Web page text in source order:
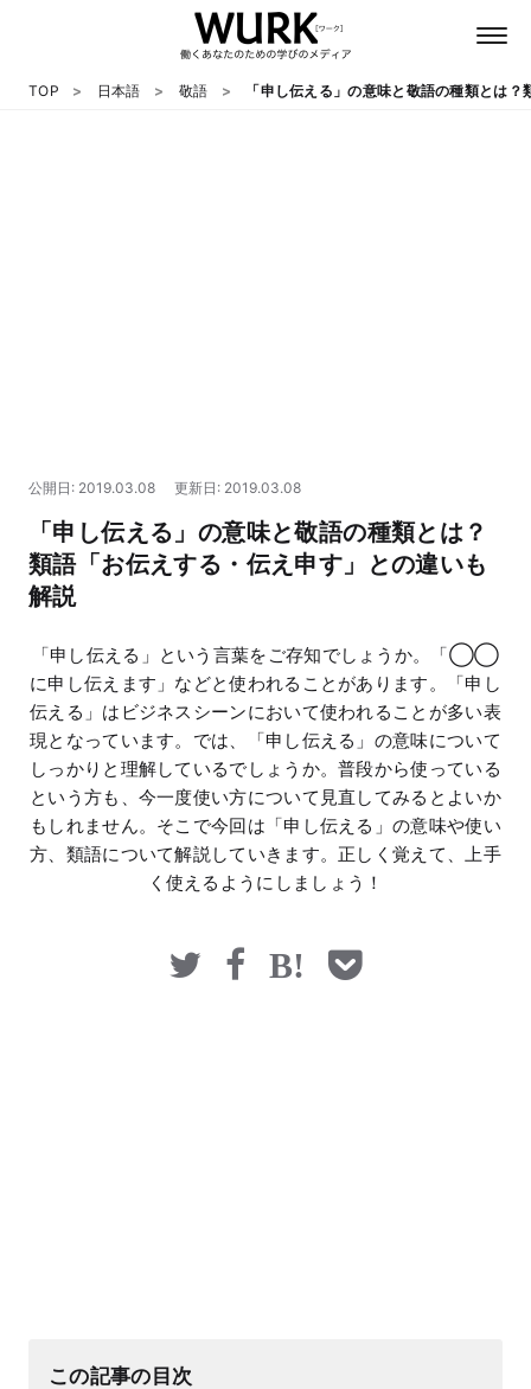
マネー
TOP 日本語 敬語 「申し伝える」の意味と敬語の種類とは
公開日: 2019.03.08 更新日: 2019.03.08
「申し伝える」の意味と敬語の種類とは？
類語「お伝えする・伝え申す」との違いも
解説
「申し伝える」という言葉をご存知でしょうか。「◯◯
に申し伝えます」などと使われることがあります。「申し
伝える」はビジネスシーンにおいて使われることが多い表
現となっています。では、「申し伝える」の意味について
しっかりと理解しているでしょうか。普段から使っている
という方も、今一度使い方について見直してみるとよいか
もしれません。そこで今回は「申し伝える」の意味や使い
方、類語について解説していきます。正しく覚えて、上手
く使えるようにしましょう！
この記事の目次